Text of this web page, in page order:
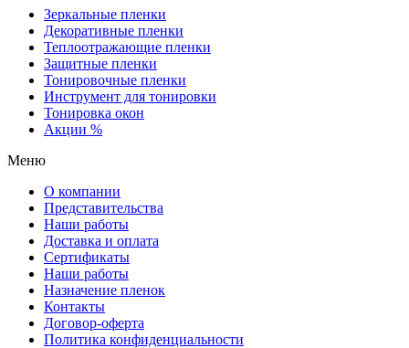
Зеркальные пленки
Декоративные пленки
Теплоотражающие пленки
Защитные пленки
Тонировочные пленки
Инструмент для тонировки
Тонировка окон
Акции %
Меню
О компании
Представительства
Наши работы
Доставка и оплата
Сертификаты
Наши работы
Назначение пленок
Контакты
Договор-оферта
Политика конфиденциальности